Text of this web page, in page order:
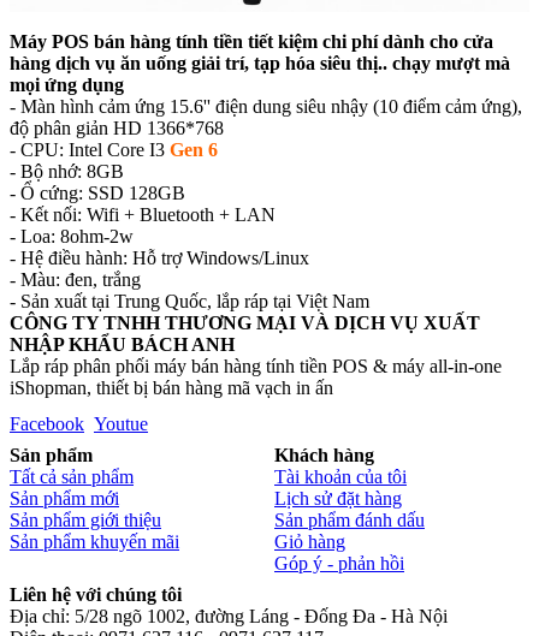
Máy POS bán hàng tính tiền tiết kiệm chi phí dành cho cửa
hàng dịch vụ ăn uống giải trí, tạp hóa siêu thị.. chạy mượt mà
mọi ứng dụng
- Màn hình cảm ứng 15.6'' điện dung siêu nhậy (10 điểm cảm ứng),
độ phân giản HD 1366*768
- CPU: Intel Core I3 Gen 6
- Bộ nhớ: 8GB
- Ổ cứng: SSD 128GB
- Kết nối: Wifi + Bluetooth + LAN
- Loa: 8ohm-2w
- Hệ điều hành: Hỗ trợ Windows/Linux
- Màu: đen, trắng
- Sản xuất tại Trung Quốc, lắp ráp tại Việt Nam
CÔNG TY TNHH THƯƠNG MẠI VÀ DỊCH VỤ XUẤT
NHẬP KHẨU BÁCH ANH
Lắp ráp phân phối máy bán hàng tính tiền POS & máy all-in-one
iShopman, thiết bị bán hàng mã vạch in ấn
Facebook Youtue
Sản phẩm
Tất cả sản phẩm
Sản phẩm mới
Sản phẩm giới thiệu
Sản phẩm khuyến mãi
Khách hàng
Tài khoản của tôi
Lịch sử đặt hàng
Sản phẩm đánh dấu
Giỏ hàng
Góp ý - phản hồi
Liên hệ với chúng tôi
Địa chỉ: 5/28 ngõ 1002, đường Láng - Đống Đa - Hà Nội